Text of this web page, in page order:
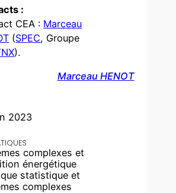
2023
complexes et
énergétique
statistique et
complexes
:
CEA : Marceau
(SPEC, Groupe
).
Marceau HENOT